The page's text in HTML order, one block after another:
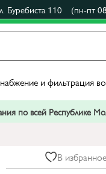
Буребиста 110 (пн-пт
и фильтрация
по всей Республике
В избранное